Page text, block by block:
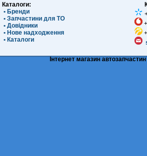
Каталоги:
• Бренди
• Запчастини для ТО
• Довідники
• Нове надходження
• Каталоги
Інтернет магазин